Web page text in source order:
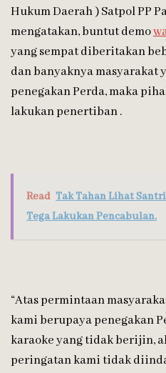
Hukum Daerah ) Satpol PP
mengatakan, buntut demo
yang sempat diberitakan
dan banyaknya masyarakat
penegakan Perda, maka
lakukan penertiban .
Read Tak Tahan Lihat
Tega Lakukan Pencabulan.
“Atas permintaan
kami berupaya penegakan
karaoke yang tidak berijin,
peringatan kami tidak